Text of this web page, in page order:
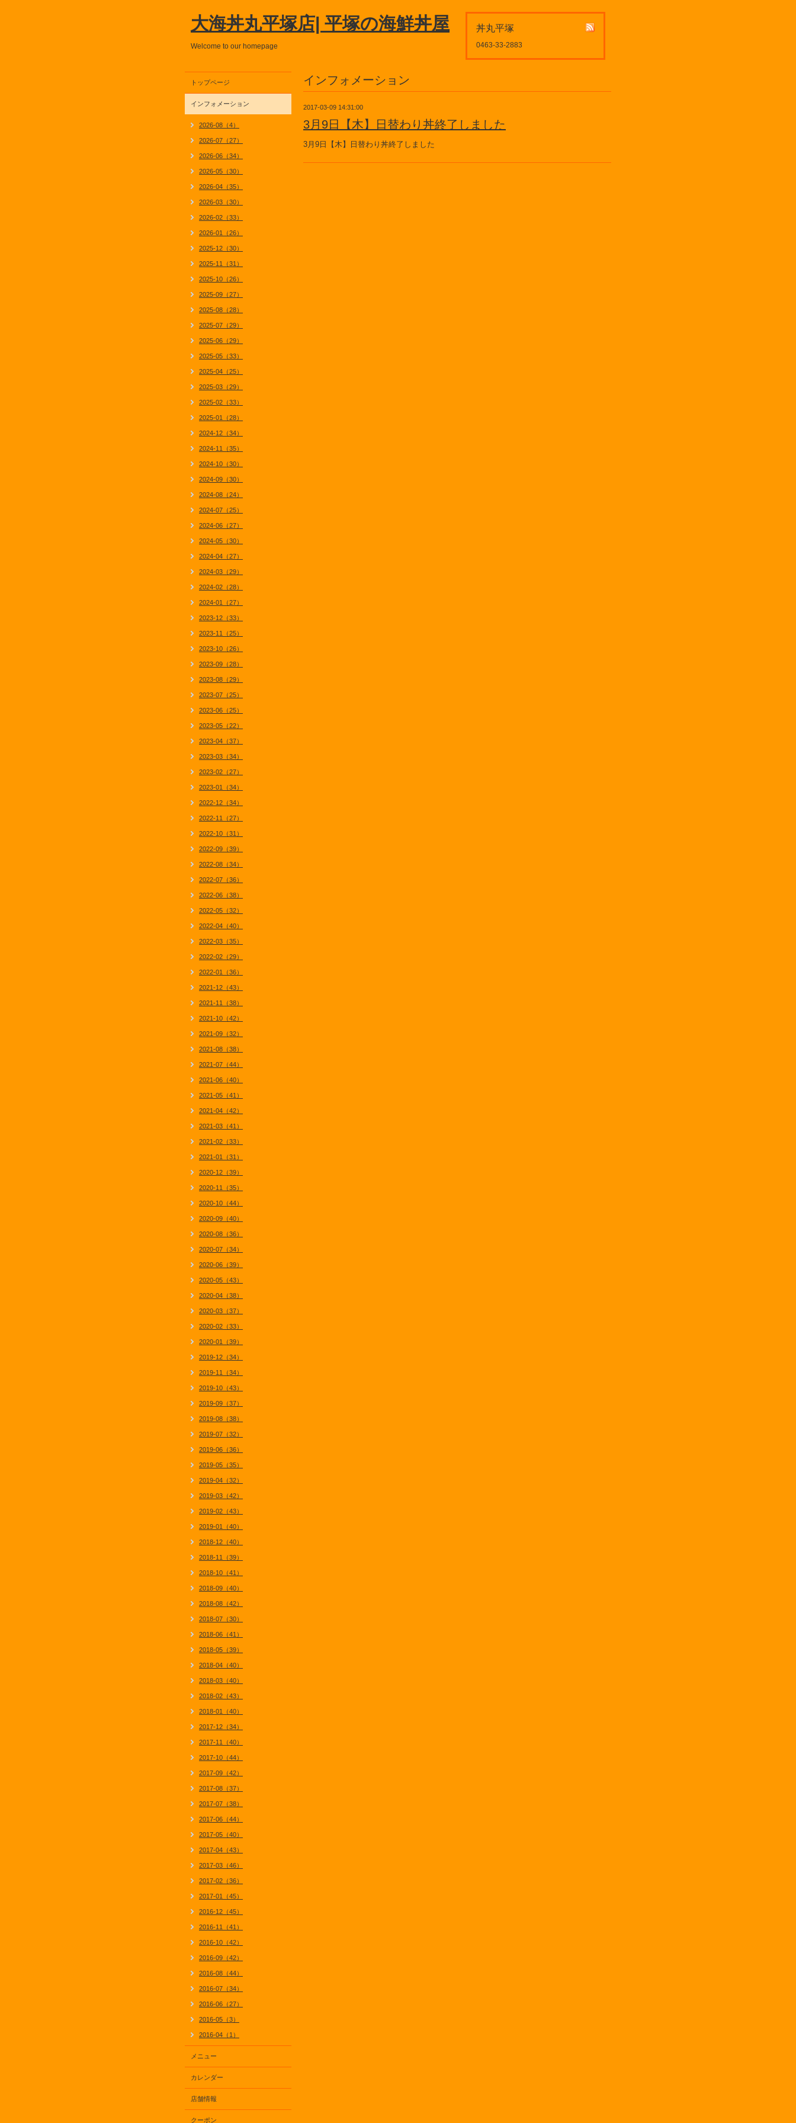
丼丸平塚
0463-33-2883
大海丼丸平塚店| 平塚の海鮮丼屋
Welcome to our homepage
インフォメーション
2017-03-09 14:31:00
3月9日【木】日替わり丼終了しました
3月9日【木】日替わり丼終了しました
トップページ
インフォメーション
2026-08（4）
2026-07（27）
2026-06（34）
2026-05（30）
2026-04（35）
2026-03（30）
2026-02（33）
2026-01（26）
2025-12（30）
2025-11（31）
2025-10（26）
2025-09（27）
2025-08（28）
2025-07（29）
2025-06（29）
2025-05（33）
2025-04（25）
2025-03（29）
2025-02（33）
2025-01（28）
2024-12（34）
2024-11（35）
2024-10（30）
2024-09（30）
2024-08（24）
2024-07（25）
2024-06（27）
2024-05（30）
2024-04（27）
2024-03（29）
2024-02（28）
2024-01（27）
2023-12（33）
2023-11（25）
2023-10（26）
2023-09（28）
2023-08（29）
2023-07（25）
2023-06（25）
2023-05（22）
2023-04（37）
2023-03（34）
2023-02（27）
2023-01（34）
2022-12（34）
2022-11（27）
2022-10（31）
2022-09（39）
2022-08（34）
2022-07（36）
2022-06（38）
2022-05（32）
2022-04（40）
2022-03（35）
2022-02（29）
2022-01（36）
2021-12（43）
2021-11（38）
2021-10（42）
2021-09（32）
2021-08（38）
2021-07（44）
2021-06（40）
2021-05（41）
2021-04（42）
2021-03（41）
2021-02（33）
2021-01（31）
2020-12（39）
2020-11（35）
2020-10（44）
2020-09（40）
2020-08（36）
2020-07（34）
2020-06（39）
2020-05（43）
2020-04（38）
2020-03（37）
2020-02（33）
2020-01（39）
2019-12（34）
2019-11（34）
2019-10（43）
2019-09（37）
2019-08（38）
2019-07（32）
2019-06（36）
2019-05（35）
2019-04（32）
2019-03（42）
2019-02（43）
2019-01（40）
2018-12（40）
2018-11（39）
2018-10（41）
2018-09（40）
2018-08（42）
2018-07（30）
2018-06（41）
2018-05（39）
2018-04（40）
2018-03（40）
2018-02（43）
2018-01（40）
2017-12（34）
2017-11（40）
2017-10（44）
2017-09（42）
2017-08（37）
2017-07（38）
2017-06（44）
2017-05（40）
2017-04（43）
2017-03（46）
2017-02（36）
2017-01（45）
2016-12（45）
2016-11（41）
2016-10（42）
2016-09（42）
2016-08（44）
2016-07（34）
2016-06（27）
2016-05（3）
2016-04（1）
メニュー
カレンダー
店舗情報
クーポン